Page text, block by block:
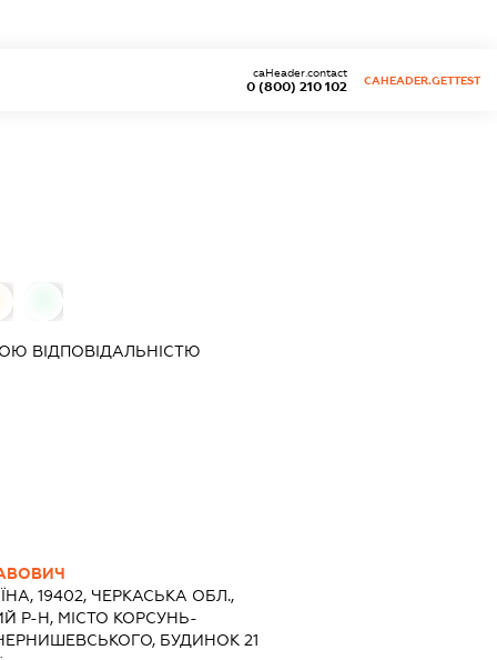
0 (800) 210 102
caHeader.contact
CAHEADER.GETTEST
ВІДПОВІДАЛЬНІСТЮ
19402, ЧЕРКАСЬКА ОБЛ.,
Р-Н, МІСТО КОРСУНЬ-
БУДИНОК 21